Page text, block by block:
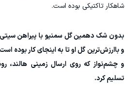
شاهکار تاکتیکی بوده است.
بدون شک دهمین گل سمنیو با پیراهن
و باارزش‌ترین گل او تا به اینجای کار بوده
و چشم‌نواز که روی ارسال زمینی هالند،
تسلیم کرد.